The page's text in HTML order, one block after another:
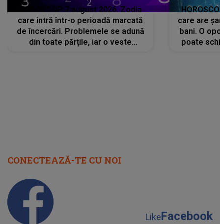
HOROSCOP 7 august 2026. Zodia
care intră într-o perioadă marcată
de încercări. Problemele se adună
din toate părțile, iar o veste
care are
bani. O
poate
CONECTEAZĂ-TE CU NOI
LikeFacebook